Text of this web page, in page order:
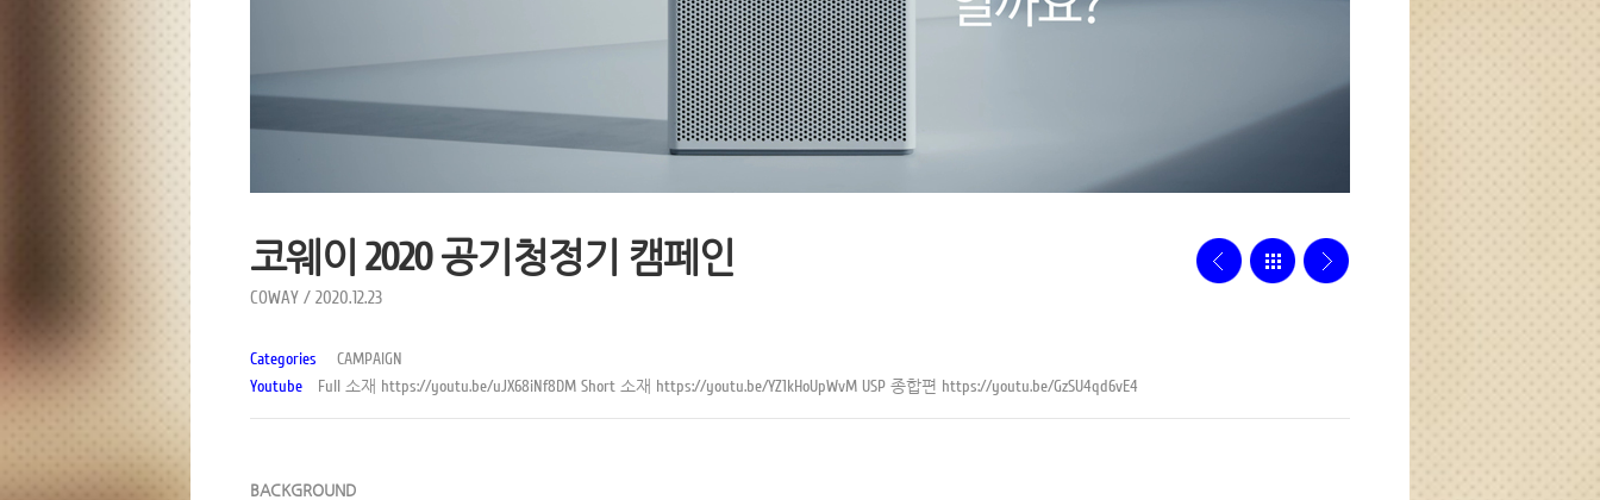
코웨이 2020 공기청정기 캠페인
COWAY / 2020.12.23
Categories
CAMPAIGN
Youtube
Full 소재 https://youtu.be/uJX68iNf8DMShort 소재 https://youtu.be/YZ1kHoUpWvMUSP 종합편 https://youtu.be/GzSU4qd6vE4
BACKGROUND